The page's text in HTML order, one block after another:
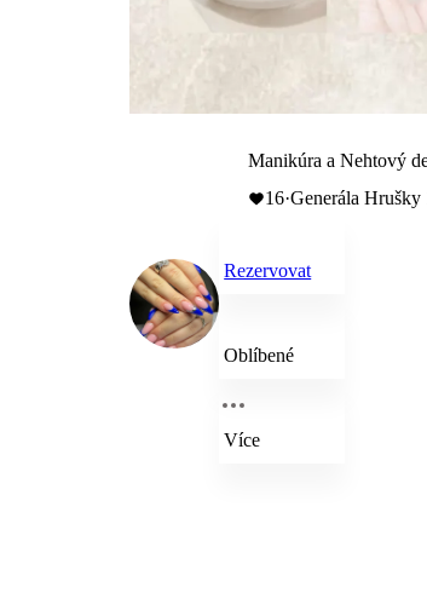
Manikúra a Nehtový
16·Generála Hrušky
Rezervovat
Oblíbené
Více